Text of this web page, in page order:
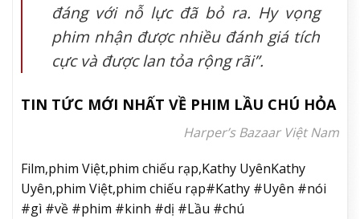
đáng với nỗ lực đã bỏ ra. Hy vọng
phim nhận được nhiều đánh giá tích
cực và được lan tỏa rộng rãi”.
TIN TỨC MỚI NHẤT VỀ PHIM LẦU CHÚ HỎA
Harper’s Bazaar Việt Nam
Film,phim Việt,phim chiếu rạp,Kathy UyênKathy
Uyên,phim Việt,phim chiếu rạp#Kathy #Uyên #nói
#gì #về #phim #kinh #dị #Lầu #chú